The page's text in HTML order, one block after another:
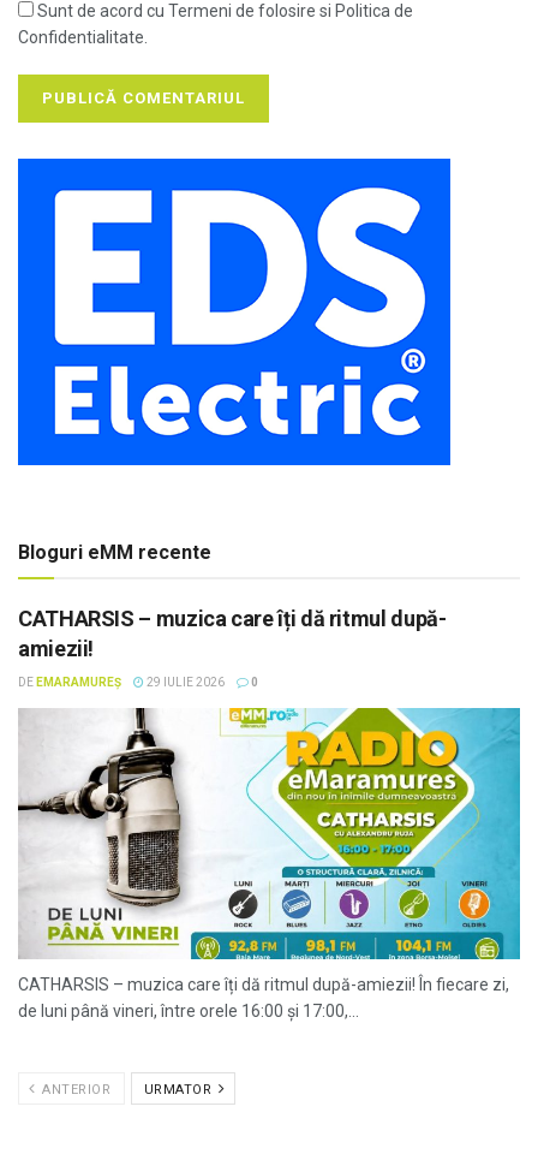
Sunt de acord cu Termeni de folosire si Politica de
Confidentialitate.
Bloguri eMM recente
CATHARSIS – muzica care îți dă ritmul după-
amiezii!
DE EMARAMUREȘ 29 IULIE 2026 0
CATHARSIS – muzica care îți dă ritmul după-amiezii! În fiecare zi,
de luni până vineri, între orele 16:00 și 17:00,...
ANTERIOR URMATOR